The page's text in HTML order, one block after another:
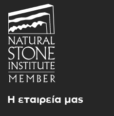
Η εταιρεία μας